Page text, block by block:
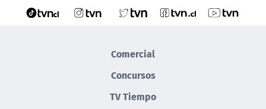
Comercial
Concursos
TV Tiempo